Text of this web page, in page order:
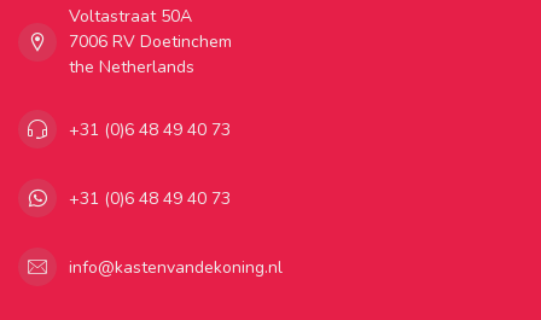
Voltastraat 50A
7006 RV Doetinchem
the Netherlands
+31 (0)6 48 49 40 73
+31 (0)6 48 49 40 73
info@kastenvandekoning.nl